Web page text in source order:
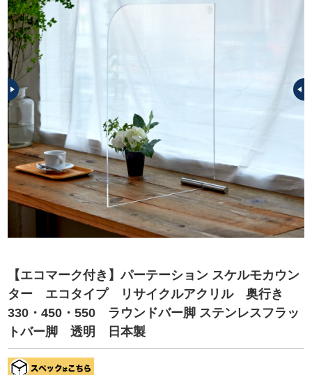
【エコマーク付き】パーテーション スケルモカウン
ター エコタイプ リサイクルアクリル 奥行き
330・450・550 ラウンドバー脚 ステンレスフラッ
トバー脚 透明 日本製